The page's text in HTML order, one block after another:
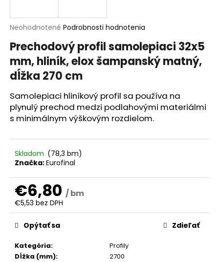
Priemerné
produktu
0,0
z
5
hviezdičiek.
Neohodnotené Podrobnosti hodnotenia
Prechodový profil samolepiaci 32x5
mm, hliník, elox šampanský matný,
dĺžka 270 cm
Samolepiaci hliníkový profil sa používa na
plynulý prechod medzi podlahovými materiálmi
s minimálnym výškovým rozdielom.
Skladom (78,3 bm)
Značka:Eurofinal
€6,80 / bm
€5,53 bez DPH
Jednotková
cena:
Kategória:
Profily
Dĺžka (mm):
2700
Opýtať sa Zdieľať
j
ť
?
HĽADAŤ
O
d
p
o
ú
č
a
m
e